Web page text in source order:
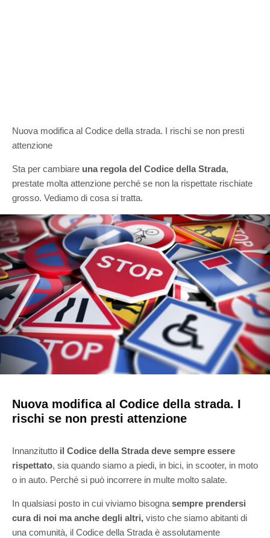
Nuova modifica al Codice della strada. I rischi se non presti
attenzione
Sta per cambiare una regola del Codice della Strada,
prestate molta attenzione perché se non la rispettate rischiate
grosso. Vediamo di cosa si tratta.
Nuova modifica al Codice della strada. I
rischi se non presti attenzione
Innanzitutto il Codice della Strada deve sempre essere
rispettato, sia quando siamo a piedi, in bici, in scooter, in moto
o in auto. Perché si può incorrere in multe molto salate.
In qualsiasi posto in cui viviamo bisogna sempre prendersi
cura di noi ma anche degli altri, visto che siamo abitanti di
una comunità, il Codice della Strada è assolutamente